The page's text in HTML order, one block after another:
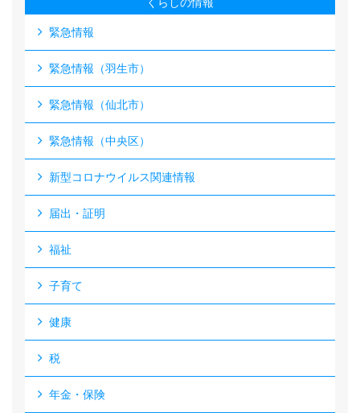
緊急情報
緊急情報（羽生市）
緊急情報（仙北市）
緊急情報（中央区）
新型コロナウイルス関連情報
届出・証明
福祉
子育て
健康
税
年金・保険